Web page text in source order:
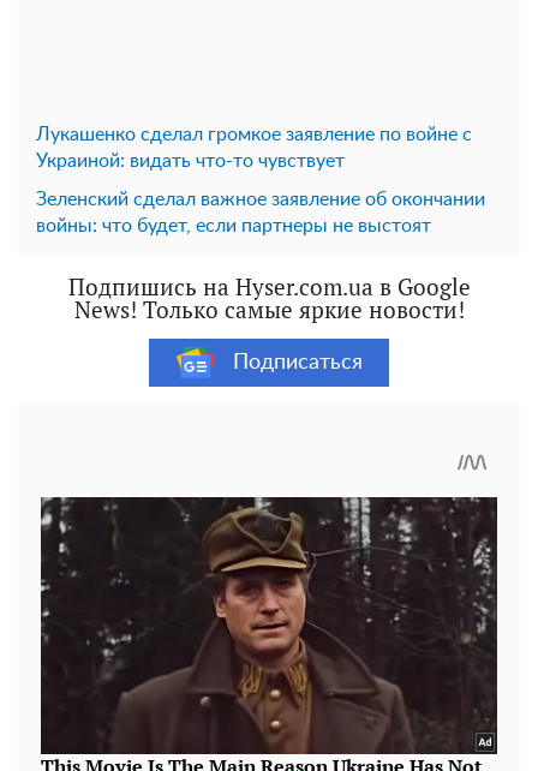
Лукашенко сделал громкое заявление по войне с
Украиной: видать что-то чувствует
Зеленский сделал важное заявление об окончании
войны: что будет, если партнеры не выстоят
Подпишись на Hyser.com.ua в Google
News! Только самые яркие новости!
Подписаться